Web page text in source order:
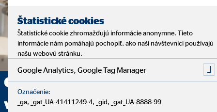
Chcete sa v pracovnej oblasti
vydať na novú cestu? Začnite
Štatistické cookies
Štatistické cookie zhromažďujú informácie anonymne. Tieto
informácie nám pomáhajú pochopiť, ako naši návštevníci používajú
našu webovú stránku.
Google Analytics, Google Tag Manager
Označenie:
_ga, _gat_UA-41411249-4, _gid, _gat_UA-8888-99